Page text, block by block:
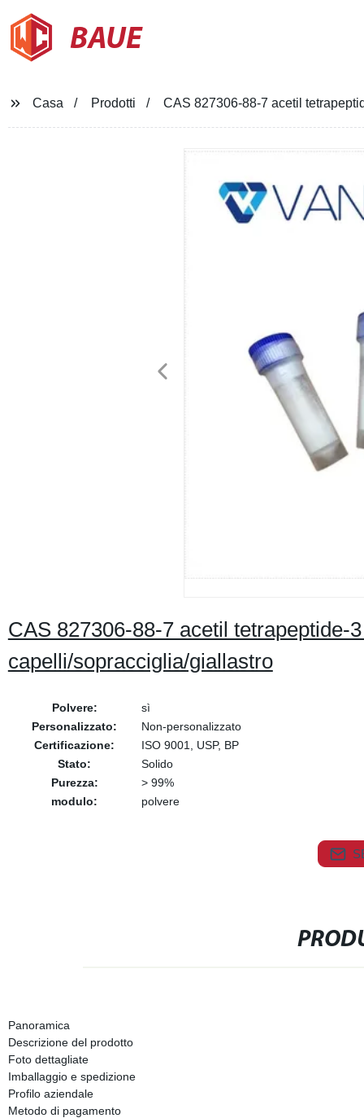
BAUE
Casa Prodotti CAS 827306-88-7 acetil
CAS 827306-88-7 acetil tetrapeptide-
capelli/sopracciglia/giallastro
Polvere:
sì
Personalizzato:
Non-personalizzato
Certificazione:
ISO 9001, USP, BP
Stato:
Solido
Purezza:
> 99%
modulo:
polvere
Panoramica
Descrizione del prodotto
Foto dettagliate
Imballaggio e spedizione
Profilo aziendale
Metodo di pagamento